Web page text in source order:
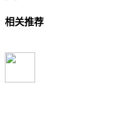
相关推荐